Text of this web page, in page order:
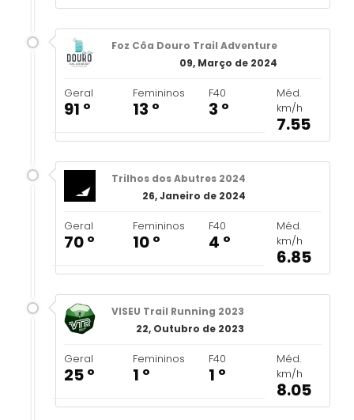
Foz Côa Douro Trail Adventure
09, Março de 2024
Geral
91 º
Femininos
13 º
F40
3 º
Méd.
km/h
7.55
Trilhos dos Abutres 2024
26, Janeiro de 2024
Geral
70 º
Femininos
10 º
F40
4 º
Méd.
km/h
6.85
VISEU Trail Running 2023
22, Outubro de 2023
Geral
25 º
Femininos
1 º
F40
1 º
Méd.
km/h
8.05